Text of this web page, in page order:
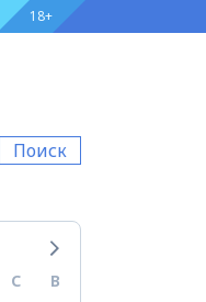
18+
Поиск
С
В